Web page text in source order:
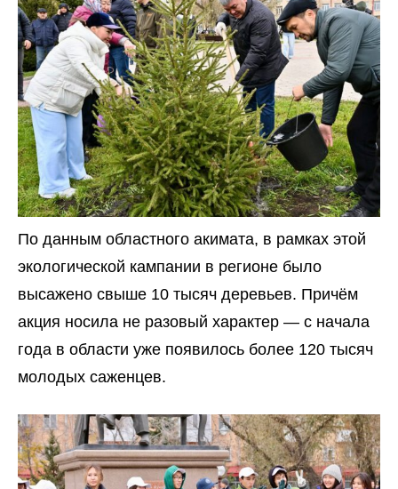
По данным областного акимата, в рамках этой
экологической кампании в регионе было
высажено свыше 10 тысяч деревьев. Причём
акция носила не разовый характер — с начала
года в области уже появилось более 120 тысяч
молодых саженцев.